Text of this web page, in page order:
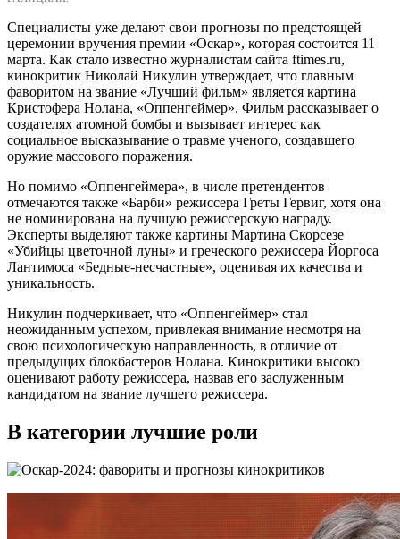
Специалисты уже делают свои прогнозы по предстоящей
церемонии вручения премии «Оскар», которая состоится 11
марта. Как стало известно журналистам сайта ftimes.ru,
кинокритик Николай Никулин утверждает, что главным
фаворитом на звание «Лучший фильм» является картина
Кристофера Нолана, «Оппенгеймер». Фильм рассказывает о
создателях атомной бомбы и вызывает интерес как
социальное высказывание о травме ученого, создавшего
оружие массового поражения.
Но помимо «Оппенгеймера», в числе претендентов
отмечаются также «Барби» режиссера Греты Гервиг, хотя она
не номинирована на лучшую режиссерскую награду.
Эксперты выделяют также картины Мартина Скорсезе
«Убийцы цветочной луны» и греческого режиссера Йоргоса
Лантимоса «Бедные-несчастные», оценивая их качества и
уникальность.
Никулин подчеркивает, что «Оппенгеймер» стал
неожиданным успехом, привлекая внимание несмотря на
свою психологическую направленность, в отличие от
предыдущих блокбастеров Нолана. Кинокритики высоко
оценивают работу режиссера, назвав его заслуженным
кандидатом на звание лучшего режиссера.
В категории лучшие роли